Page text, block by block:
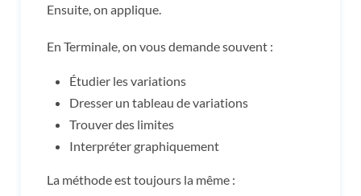
Ensuite, on applique.
En Terminale, on vous demande souvent :
Étudier les variations
Dresser un tableau de variations
Trouver des limites
Interpréter graphiquement
La méthode est toujours la même :